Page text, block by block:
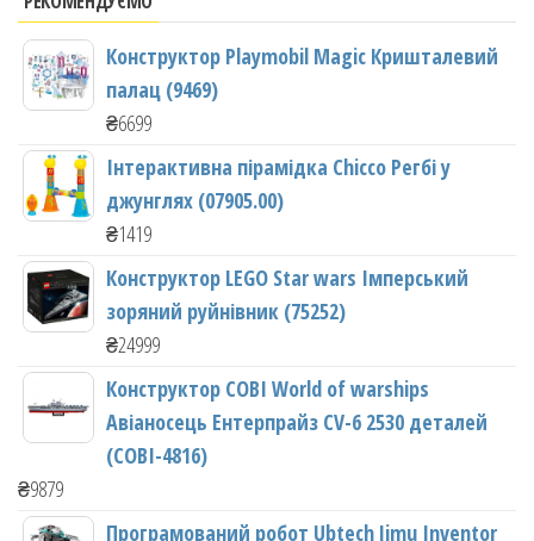
Конструктор Playmobil Magic Кришталевий
палац (9469)
₴6699
Інтерактивна пірамідка Chicco Регбі у
джунглях (07905.00)
₴1419
Конструктор LEGO Star wars Імперський
зоряний руйнівник (75252)
₴24999
Конструктор COBI World of warships
Авіаносець Ентерпрайз CV-6 2530 деталей
(COBI-4816)
₴9879
Програмований робот Ubtech Jimu Inventor